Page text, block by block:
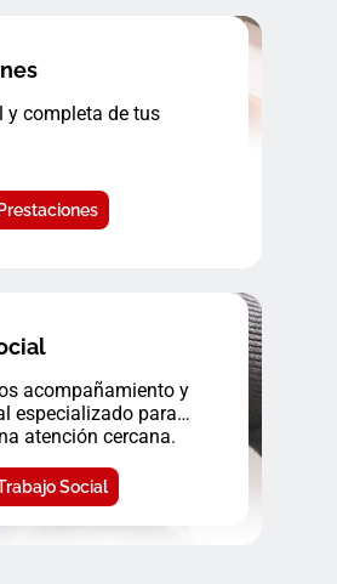
y completa de tus
acompañamiento y
especializado para
atención cercana.
Social